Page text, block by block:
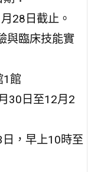
28日截止。
與臨床技能實
1館
30日至12月2
，早上10時至